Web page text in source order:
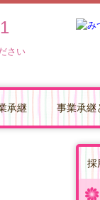
さい
承継
続・事業承継を支援
事業承継
事業承
事業承
親族内
社内承継
第三者
事業承
事業承
事業承
M&Aと
M&Aの
企業価
M&Aの
株式譲渡
企業買収
M&Aの
採